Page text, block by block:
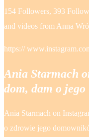
154 Followers, 393
and videos from Anna
https://
Ania Starmach
dom, dam o
Ania Starmach on
o zdrowie jego